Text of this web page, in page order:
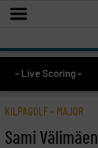
- Live Scoring -
KILPAGOLF - MAJOR
Sami